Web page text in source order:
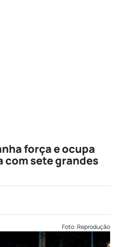
força e ocupa
com sete grandes
Foto: Reprodução